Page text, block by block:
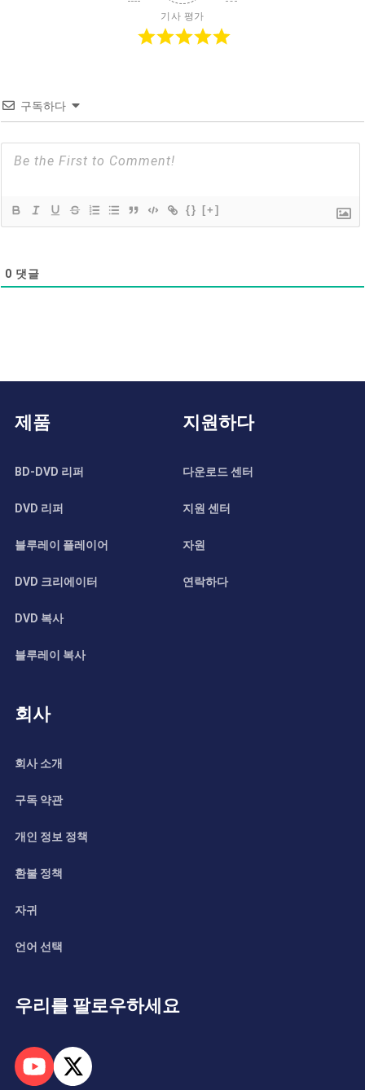
기사 평가
구독하다
{} [+]
0 댓글
제품
BD-DVD 리퍼
DVD 리퍼
블루레이 플레이어
DVD 크리에이터
DVD 복사
블루레이 복사
지원하다
다운로드 센터
지원 센터
자원
연락하다
회사
회사 소개
구독 약관
개인 정보 정책
환불 정책
자귀
언어 선택
우리를 팔로우하세요